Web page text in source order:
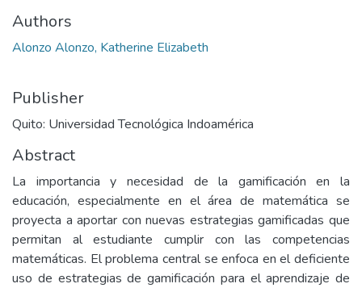
Authors
Alonzo Alonzo, Katherine Elizabeth
Publisher
Quito: Universidad Tecnológica Indoamérica
Abstract
La importancia y necesidad de la gamificación en la
educación, especialmente en el área de matemática se
proyecta a aportar con nuevas estrategias gamificadas que
permitan al estudiante cumplir con las competencias
matemáticas. El problema central se enfoca en el deficiente
uso de estrategias de gamificación para el aprendizaje de